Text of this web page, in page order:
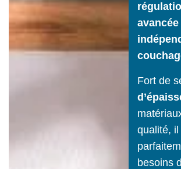
avancée
Fort de
qualité, il
besoins